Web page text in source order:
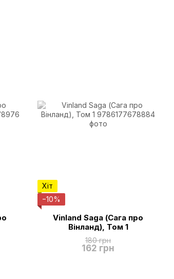
Хіт
−10%
Vinland Saga (Сага про
Вінланд), Том 1
180 грн
162 грн